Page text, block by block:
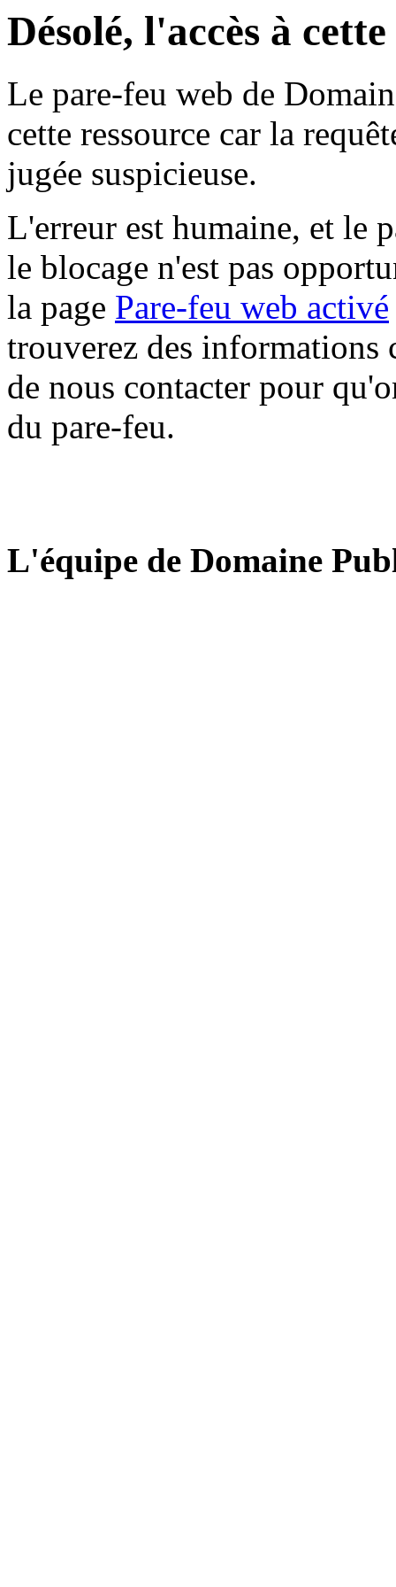
Désolé, l'accès à
Le pare-feu web de
cette ressource car la
jugée suspicieuse.
L'erreur est humaine, et le
le blocage n'est pas
la page Pare-feu web activé
trouverez des informations
de nous contacter pour
du pare-feu.
L'équipe de Domaine